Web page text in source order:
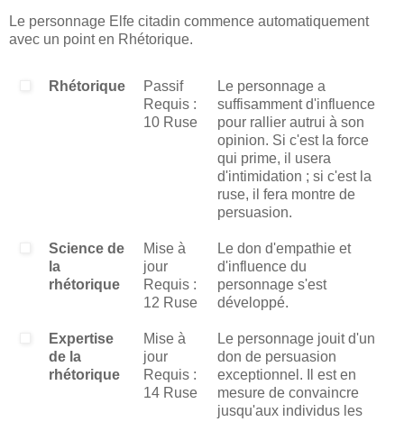
Le personnage Elfe citadin commence automatiquement
avec un point en Rhétorique.
Rhétorique
Passif
Requis :
10 Ruse
Le personnage a
suffisamment d'influence
pour rallier autrui à son
opinion. Si c'est la force
qui prime, il usera
d'intimidation ; si c'est la
ruse, il fera montre de
persuasion.
Science de
la
rhétorique
Mise à
jour
Requis :
12 Ruse
Le don d'empathie et
d'influence du
personnage s'est
développé.
Expertise
de la
rhétorique
Mise à
jour
Requis :
14 Ruse
Le personnage jouit d'un
don de persuasion
exceptionnel. Il est en
mesure de convaincre
jusqu'aux individus les